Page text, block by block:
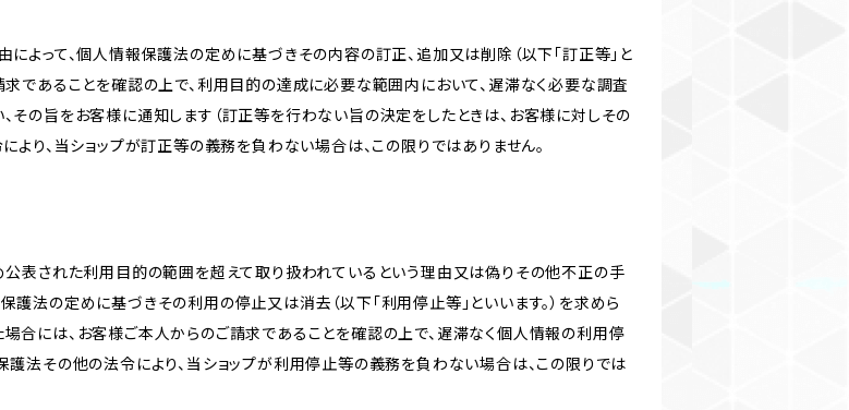
よって、個人情報保護法の定めに基づきその内容の訂正、追加又は削除（以下「訂正等」と
求であることを確認の上で、利用目的の達成に必要な範囲内において、遅滞なく必要な調査
その旨をお客様に通知します（訂正等を行わない旨の決定をしたときは、お客様に対しその
より、当ショップが訂正等の義務を負わない場合は、この限りではありません。
公表された利用目的の範囲を超えて取り扱われているという理由又は偽りその他不正の手
法の定めに基づきその利用の停止又は消去（以下「利用停止等」といいます。）を求めら
合には、お客様ご本人からのご請求であることを確認の上で、遅滞なく個人情報の利用停
護法その他の法令により、当ショップが利用停止等の義務を負わない場合は、この限りでは